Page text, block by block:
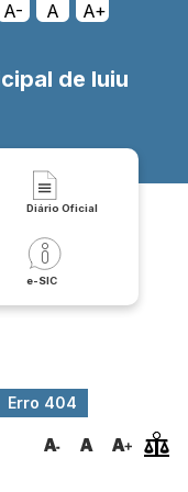
A- A A+
de Iuiu
Diário Oficial
e-SIC
Erro 404